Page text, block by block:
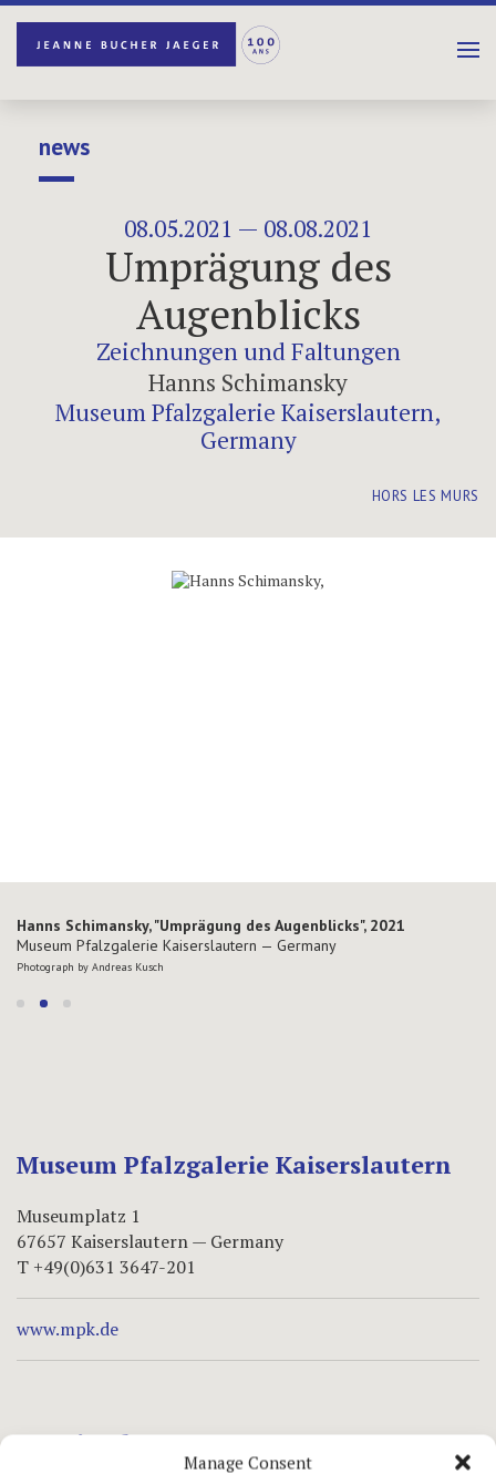
Manage Consent
news
08.05.2021 — 08.08.2021
Umprägung des
Augenblicks
Zeichnungen und Faltungen
Hanns Schimansky
Museum Pfalzgalerie Kaiserslautern,
Germany
HORS LES MURS
Hanns Schimansky, "Umprägung des Augenblicks", 2021
Museum Pfalzgalerie Kaiserslautern — Germany
Photograph by Andreas Kusch
Hanns Schimansky, "Umprägung des Augenblicks", 2021
Museum Pfalzgalerie Kaiserslautern — Germany
Photograph by Andreas Kusch
Museum Pfalzgalerie Kaiserslautern
Museumplatz 1
67657 Kaiserslautern — Germany
T +49(0)631 3647-201
www.mpk.de
opening hours